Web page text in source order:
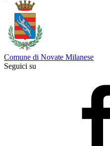
Comune di Novate Milanese
Seguici su